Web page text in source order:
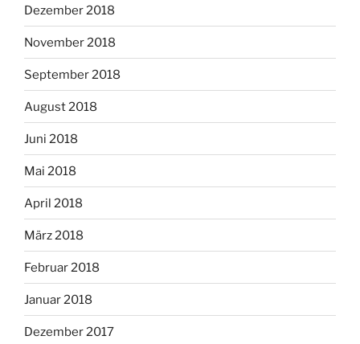
Dezember 2018
November 2018
September 2018
August 2018
Juni 2018
Mai 2018
April 2018
März 2018
Februar 2018
Januar 2018
Dezember 2017